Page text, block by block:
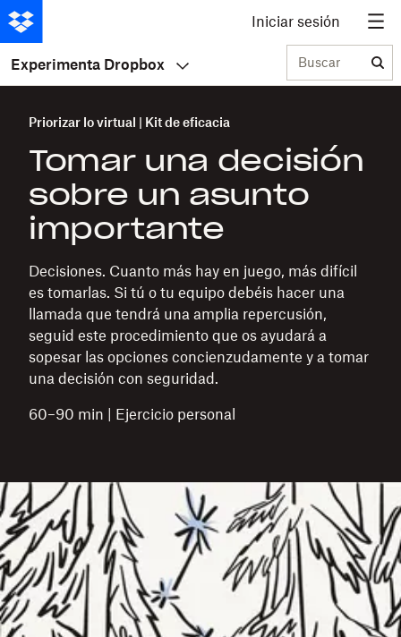
Iniciar sesión
Experimenta Dropbox Buscar
Priorizar lo virtual | Kit de eficacia
Tomar una decisión
sobre un asunto
importante
Decisiones. Cuanto más hay en juego, más difícil
es tomarlas. Si tú o tu equipo debéis hacer una
llamada que tendrá una amplia repercusión,
seguid este procedimiento que os ayudará a
sopesar las opciones concienzudamente y a tomar
una decisión con seguridad.
60–90 min | Ejercicio personal